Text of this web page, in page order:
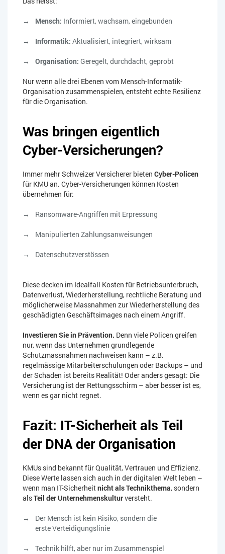
Mensch: Informiert, wachsam, eingebunden
Informatik: Aktualisiert, integriert, wirksam
Organisation: Geregelt, durchdacht, geprobt
Nur wenn alle drei Ebenen vom Mensch-Informatik-
Organisation zusammenspielen, entsteht echte Resilienz
für die Organisation.
Was bringen eigentlich
Cyber-Versicherungen?
Immer mehr Schweizer Versicherer bieten Cyber-Policen
für KMU an. Cyber-Versicherungen können Kosten
übernehmen für:
Ransomware-Angriffen mit Erpressung
Manipulierten Zahlungsanweisungen
Datenschutzverstössen
Diese decken im Idealfall Kosten für Betriebsunterbruch,
Datenverlust, Wiederherstellung, rechtliche Beratung und
möglicherweise Massnahmen zur Wiederherstellung des
geschädigten Geschäftsimages nach einem Angriff.
Investieren Sie in Prävention. Denn viele Policen greifen
nur, wenn das Unternehmen grundlegende
Schutzmassnahmen nachweisen kann – z.B.
regelmässige Mitarbeiterschulungen oder Backups – und
der Schaden ist bereits Realität! Oder anders gesagt: Die
Versicherung ist der Rettungsschirm – aber besser ist es,
wenn es gar nicht regnet.
Fazit: IT-Sicherheit als Teil
der DNA der Organisation
KMUs sind bekannt für Qualität, Vertrauen und Effizienz.
Diese Werte lassen sich auch in der digitalen Welt leben –
wenn man IT-Sicherheitnicht als Technikthema, sondern
alsTeil der Unternehmenskulturversteht.
Der Mensch ist kein Risiko, sondern die
erste Verteidigungslinie
Technik hilft, aber nur im Zusammenspiel